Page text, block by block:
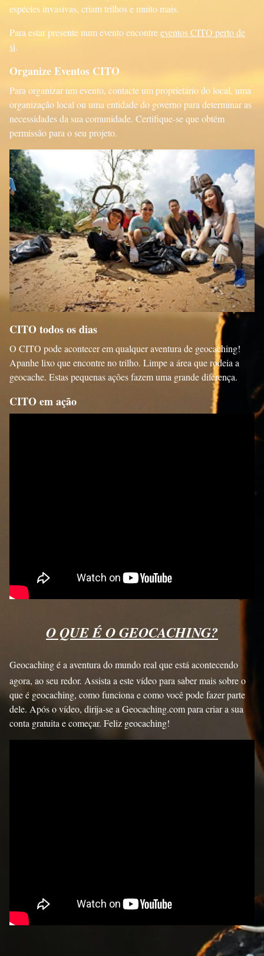
espécies invasivas, criam trilhos e muito mais.
Para estar presente num evento encontreeventos CITO perto de
si.
Organize Eventos CITO
Para organizar um evento, contacte um proprietário do local, uma
organização local ou uma entidade do governo para determinar as
necessidades da sua comunidade. Certifique-se que obtém
permissão para o seu projeto.
CITO todos os dias
O CITO pode acontecer em qualquer aventura de geocaching!
Apanhe lixo que encontre no trilho. Limpe a área que rodeia a
geocache. Estas pequenas ações fazem uma grande diferença.
CITO em ação
O QUE É O GEOCACHING?
Geocaching é a aventura do mundo real que está acontecendo
agora, ao seu redor. Assista a este vídeo para saber mais sobre o
que é geocaching, como funciona e como você pode fazer parte
dele. Após o vídeo, dirija-se a Geocaching.com para criar a sua
conta gratuita e começar. Feliz geocaching!